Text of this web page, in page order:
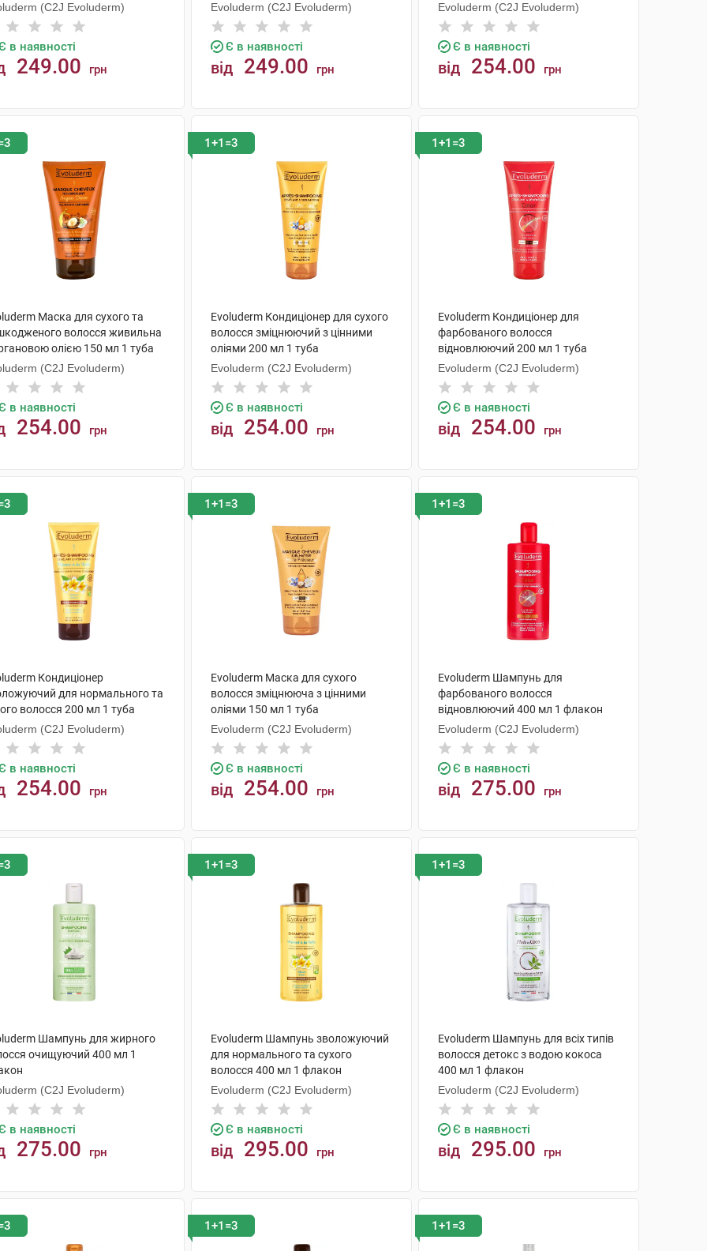
(C2J Evoluderm)
в наявності
249.00 грн
Evoluderm (C2J Evoluderm)
Є в наявності
від 249.00 грн
Evoluderm (C2J Evoluderm)
Є в наявності
від 254.00 грн
Маска для сухого та
волосся живильна
олією 150 мл 1 туба
(C2J Evoluderm)
в наявності
254.00 грн
1+1=3
Evoluderm Кондиціонер для сухого
волосся зміцнюючий з цінними
оліями 200 мл 1 туба
Evoluderm (C2J Evoluderm)
Є в наявності
від 254.00 грн
1+1=3
Evoluderm Кондиціонер для
фарбованого волосся
відновлюючий 200 мл 1 туба
Evoluderm (C2J Evoluderm)
Є в наявності
від 254.00 грн
Кондиціонер
для нормального та
волосся 200 мл 1 туба
(C2J Evoluderm)
в наявності
254.00 грн
1+1=3
Evoluderm Маска для сухого
волосся зміцнююча з цінними
оліями 150 мл 1 туба
Evoluderm (C2J Evoluderm)
Є в наявності
від 254.00 грн
1+1=3
Evoluderm Шампунь для
фарбованого волосся
відновлюючий 400 мл 1 флакон
Evoluderm (C2J Evoluderm)
Є в наявності
від 275.00 грн
Шампунь для жирного
очищуючий 400 мл 1
(C2J Evoluderm)
в наявності
275.00 грн
1+1=3
Evoluderm Шампунь зволожуючий
для нормального та сухого
волосся 400 мл 1 флакон
Evoluderm (C2J Evoluderm)
Є в наявності
від 295.00 грн
1+1=3
Evoluderm Шампунь для всіх типів
волосся детокс з водою кокоса
400 мл 1 флакон
Evoluderm (C2J Evoluderm)
Є в наявності
від 295.00 грн
1+1=3 1+1=3